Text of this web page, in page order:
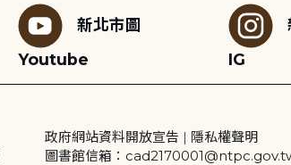
新北市圖
Youtube
IG
政府網站資料開放宣告 | 隱私權聲明
圖書館信箱：